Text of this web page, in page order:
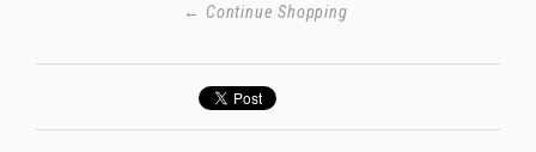
← Continue Shopping